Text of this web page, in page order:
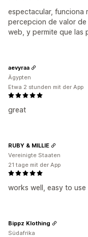
espectacular, funciona
percepcion de valor
web, y permite que las
great
aevyraa
Ägypten
Etwa 2 stunden mit der App
works well, easy to use
RUBY & MILLIE
Vereinigte Staaten
21 tage mit der App
Bippz Klothing
Südafrika